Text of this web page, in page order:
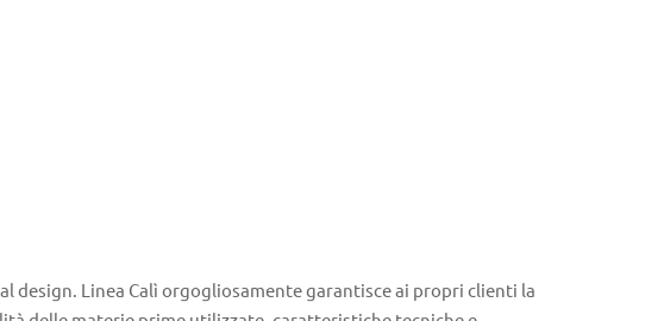
design. Linea Calì orgogliosamente garantisce ai propri clienti la